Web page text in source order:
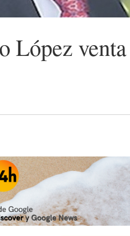
López